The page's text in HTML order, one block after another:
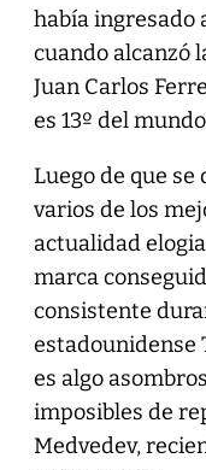
había ingresado
cuando alcanzó
Juan Carlos
es 13º del
Luego de que se
varios de los
actualidad
marca
consistente
estadounidense
es algo
imposibles de
Medvedev,